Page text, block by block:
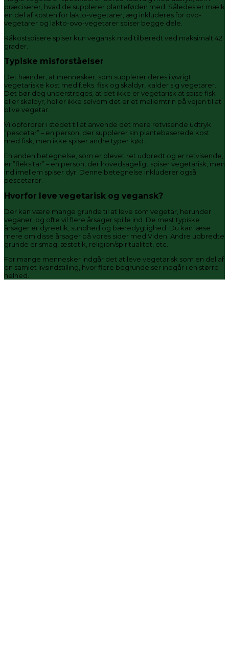
præciserer, hvad de supplerer planteføden med. Således er mælk
en del af kosten for lakto-vegetarer, æg inkluderes for ovo-
vegetarer og lakto-ovo-vegetarer spiser begge dele.
Råkostspisere spiser kun vegansk mad tilberedt ved maksimalt 42
grader.
Typiske misforståelser
Det hænder, at mennesker, som supplerer deres i øvrigt
vegetariske kost med f.eks. fisk og skaldyr, kalder sig vegetarer.
Det bør dog understreges, at det ikke er vegetarisk at spise fisk
eller skaldyr, heller ikke selvom det er et mellemtrin på vejen til at
blive vegetar.
Vi opfordrer i stedet til at anvende det mere retvisende udtryk
”pescetar” – en person, der supplerer sin plantebaserede kost
med fisk, men ikke spiser andre typer kød.
En anden betegnelse, som er blevet ret udbredt og er retvisende,
er ”fleksitar” – en person, der hovedsageligt spiser vegetarisk, men
ind imellem spiser dyr. Denne betegnelse inkluderer også
pescetarer.
Hvorfor leve vegetarisk og vegansk?
Der kan være mange grunde til at leve som vegetar, herunder
veganer, og ofte vil flere årsager spille ind. De mest typiske
årsager er dyreetik, sundhed og bæredygtighed. Du kan læse
mere om disse årsager på vores sider med Viden. Andre udbredte
grunde er smag, æstetik, religion/spiritualitet, etc.
For mange mennesker indgår det at leve vegetarisk som en del af
en samlet livsindstilling, hvor flere begrundelser indgår i en større
helhed.